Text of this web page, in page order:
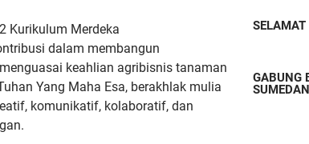
Kurikulum Merdeka
dalam membangun
keahlian agribisnis tanaman
Yang Maha Esa, berakhlak mulia
komunikatif, kolaboratif, dan
SELAMAT
GABUNG